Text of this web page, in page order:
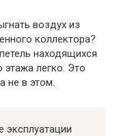
воздух из
коллектора?
находящихся
легко. Это
не в этом.